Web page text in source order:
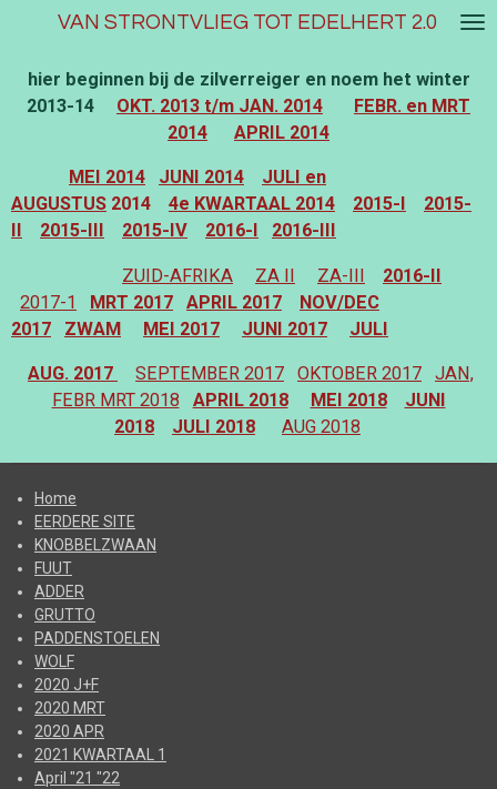
naar
de
VAN STRONTVLIEG TOT EDELHERT 2.0
hier beginnen bij de zilverreiger en noem het winter
2013-14
OKT. 2013 t/m JAN. 2014
FEBR. en MRT
2014
APRIL 2014
MEI 2014 JUNI 2014
JULI en
AUGUSTUS 2014 4e KWARTAAL 2014 2015-I
2015-
2015-III 2015-IV 2016-I 2016-III
ZUID-AFRIKA ZA II ZA-III
2016-II
2017-1
MRT 2017 APRIL 2017
NOV/DEC
2017
ZWAM MEI 2017 JUNI 2017 JULI
AUG. 2017 SEPTEMBER 2017 OKTOBER 2017
JAN,
FEBR MRT 2018
APRIL 2018 MEI 2018
JUNI
2018
JULI 2018 AUG 2018
Home
EERDERE SITE
KNOBBELZWAAN
FUUT
ADDER
GRUTTO
PADDENSTOELEN
WOLF
2020 J+F
2020 MRT
2020 APR
2021 KWARTAAL 1
April "21 "22